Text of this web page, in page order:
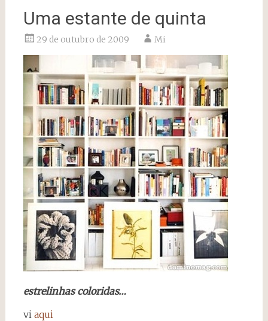
Uma estante de quinta
29 de outubro de 2009 Mi
estrelinhas coloridas…
vi aqui